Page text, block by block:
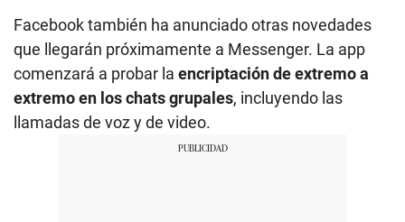
Facebook también ha anunciado otras novedades
que llegarán próximamente a Messenger. La app
comenzará a probar la encriptación de extremo a
extremo en los chats grupales, incluyendo las
llamadas de voz y de video.